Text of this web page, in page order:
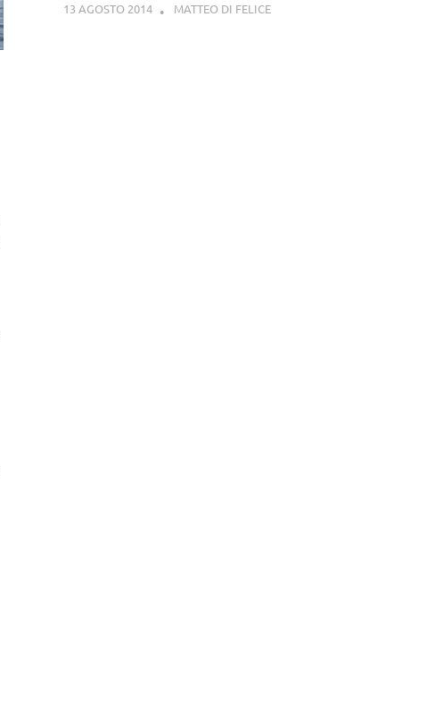
13 AGOSTO 2014 MATTEO DI FELICE